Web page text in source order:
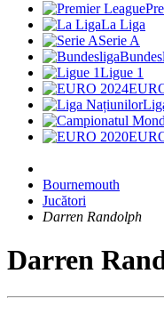
La Liga
Serie A
Ligue 1
Bournemouth
Jucători
Darren Randolph
Darren